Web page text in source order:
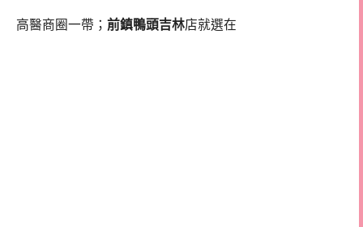
高醫商圈一帶； 前鎮鴨頭吉林店就選在